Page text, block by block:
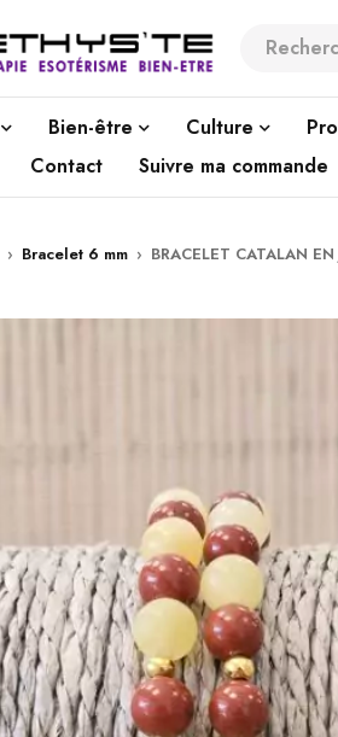
Bien-être Culture
Contact Suivre ma commande
› Bracelet 6 mm › BRACELET CATALAN